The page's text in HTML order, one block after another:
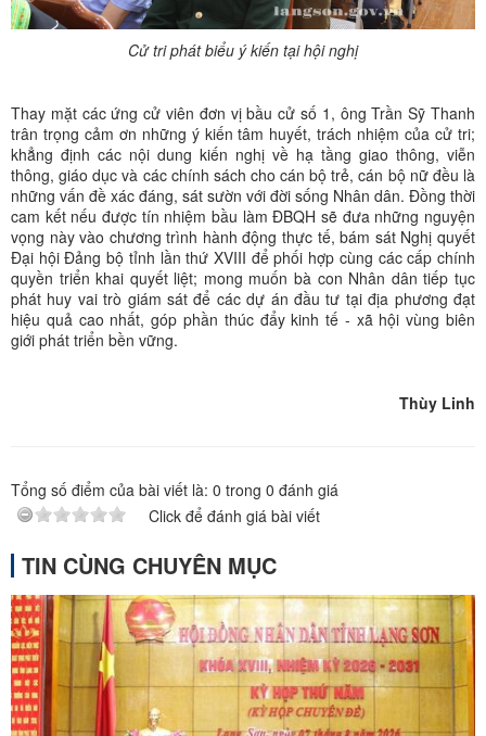
Cử tri phát biểu ý kiến tại hội nghị
Thay mặt các ứng cử viên đơn vị bầu cử số 1, ông Trần Sỹ Thanh
trân trọng cảm ơn những ý kiến tâm huyết, trách nhiệm của cử tri;
khẳng định các nội dung kiến nghị về hạ tầng giao thông, viễn
thông, giáo dục và các chính sách cho cán bộ trẻ, cán bộ nữ đều là
những vấn đề xác đáng, sát sườn với đời sống Nhân dân. Đồng thời
cam kết nếu được tín nhiệm bầu làm ĐBQH sẽ đưa những nguyện
vọng này vào chương trình hành động thực tế, bám sát Nghị quyết
Đại hội Đảng bộ tỉnh lần thứ XVIII để phối hợp cùng các cấp chính
quyền triển khai quyết liệt; mong muốn bà con Nhân dân tiếp tục
phát huy vai trò giám sát để các dự án đầu tư tại địa phương đạt
hiệu quả cao nhất, góp phần thúc đẩy kinh tế - xã hội vùng biên
giới phát triển bền vững.
Thùy Linh
Tổng số điểm của bài viết là: 0 trong 0 đánh giá
Click để đánh giá bài viết
TIN CÙNG CHUYÊN MỤC